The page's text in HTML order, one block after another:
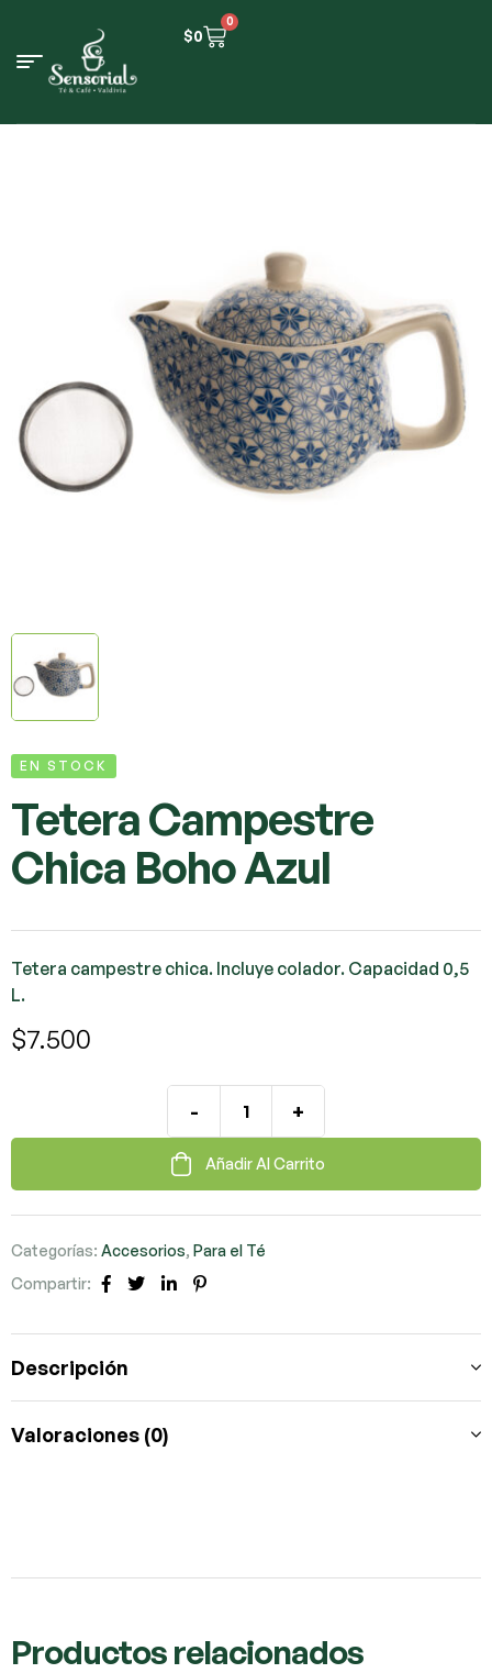
$0
0
EN STOCK
Tetera Campestre
Chica Boho Azul
Tetera campestre chica. Incluye colador. Capacidad 0,5
L.
$7.500
- +
Añadir Al Carrito
Categorías: Accesorios, Para el Té
Compartir:
Facebook
TwitterLinkedIn
Descripción
Valoraciones (0)
Productos relacionados